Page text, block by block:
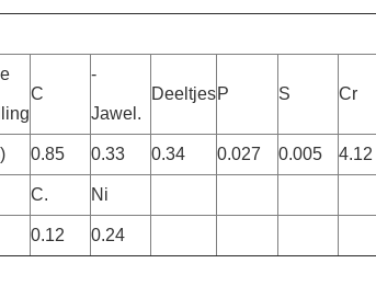
C
-
Jawel.
DeeltjesP S Cr
0.85 0.33 0.34 0.027 0.005 4.12
C. Ni
0.12 0.24